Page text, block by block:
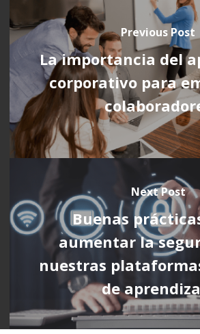
Previous Post
La importancia del
corporativo para
Next Post
Buenas
aumentar la
nuestras
de